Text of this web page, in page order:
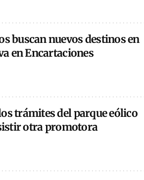
buscan nuevos destinos en
en Encartaciones
trámites del parque eólico
otra promotora